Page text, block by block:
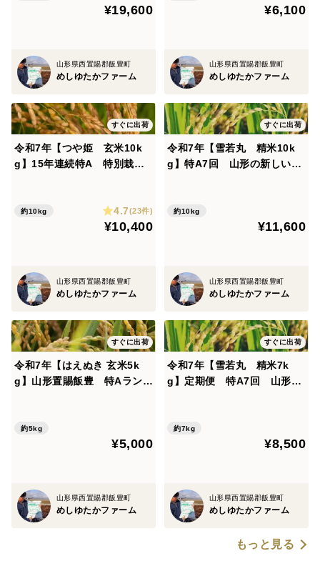
¥19,600
山形県西置賜郡飯豊町
めしゆたかファーム
¥6,100
山形県西置賜郡飯豊町
めしゆたかファーム
すぐに出荷
令和7年【つや姫 玄米10k
g】15年連続特A 特別栽培
約10kg 4.7(23件)
¥10,400
山形県西置賜郡飯豊町
めしゆたかファーム
すぐに出荷
令和7年【雪若丸 精米10k
g】特A7回 山形の新しいブ
約10kg
¥11,600
山形県西置賜郡飯豊町
めしゆたかファーム
すぐに出荷
令和7年【はえぬき 玄米5k
g】山形置賜飯豊 特Aランク
約5kg
¥5,000
山形県西置賜郡飯豊町
めしゆたかファーム
すぐに出荷
令和7年【雪若丸 精米7k
g】定期便 特A7回 山形の
約7kg
¥8,500
山形県西置賜郡飯豊町
めしゆたかファーム
もっと見る